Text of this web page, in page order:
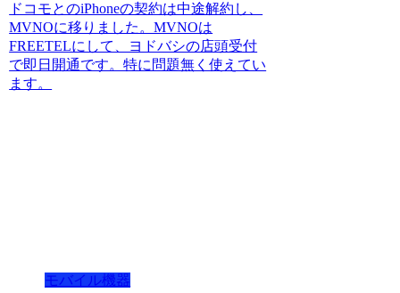
ドコモとのiPhoneの契約は中途解約し、
MVNOに移りました。MVNOは
FREETELにして、ヨドバシの店頭受付
で即日開通です。特に問題無く使えてい
ます。
モバイル機器